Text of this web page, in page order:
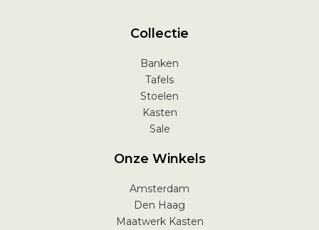
Collectie
Banken
Tafels
Stoelen
Kasten
Sale
Onze Winkels
Amsterdam
Den Haag
Maatwerk Kasten